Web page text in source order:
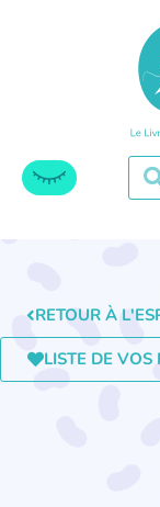
RETOUR À
LISTE DE VOS